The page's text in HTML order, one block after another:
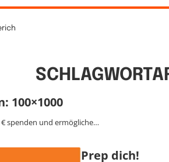
100×1000
€ spenden und ermögliche…
Prep dich!